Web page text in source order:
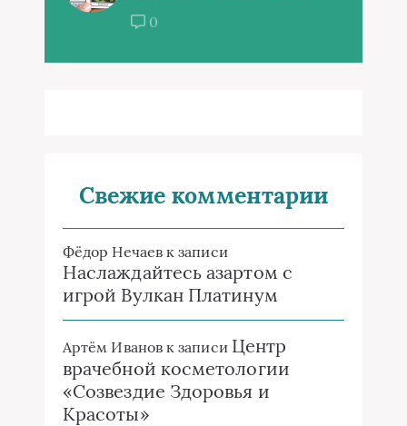
0
Свежие комментарии
Фёдор Нечаевк записи
Наслаждайтесь азартом с
игрой Вулкан Платинум
Артём Ивановк записи Центр
врачебной косметологии
«Созвездие Здоровья и
Красоты»